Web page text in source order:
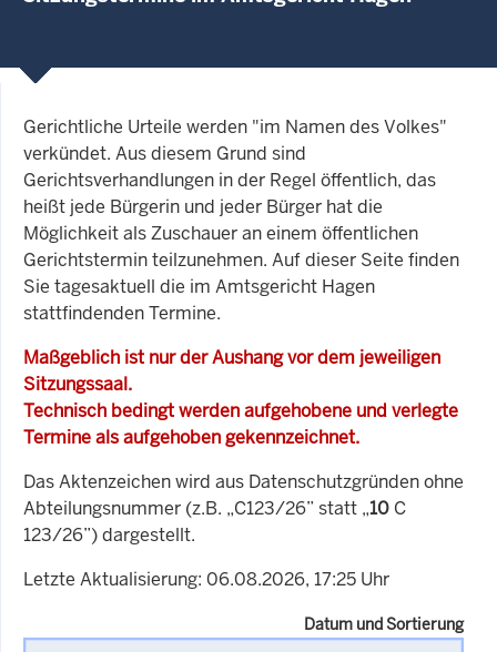
Gerichtliche Urteile werden "im Namen des Volkes"
verkündet. Aus diesem Grund sind
Gerichtsverhandlungen in der Regel öffentlich, das
heißt jede Bürgerin und jeder Bürger hat die
Möglichkeit als Zuschauer an einem öffentlichen
Gerichtstermin teilzunehmen. Auf dieser Seite finden
Sie tagesaktuell die im Amtsgericht Hagen
stattfindenden Termine.
Maßgeblich ist nur der Aushang vor dem jeweiligen
Sitzungssaal.
Technisch bedingt werden aufgehobene und verlegte
Termine als aufgehoben gekennzeichnet.
Das Aktenzeichen wird aus Datenschutzgründen ohne
Abteilungsnummer (z.B. „C123/26” statt „10 C
123/26”) dargestellt.
Letzte Aktualisierung: 06.08.2026, 17:25 Uhr
Datum und Sortierung